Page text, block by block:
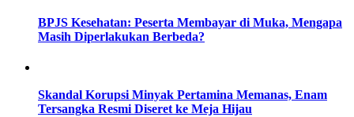
BPJS Kesehatan: Peserta Membayar di Muka, Mengapa
Masih Diperlakukan Berbeda?
Skandal Korupsi Minyak Pertamina Memanas, Enam
Tersangka Resmi Diseret ke Meja Hijau